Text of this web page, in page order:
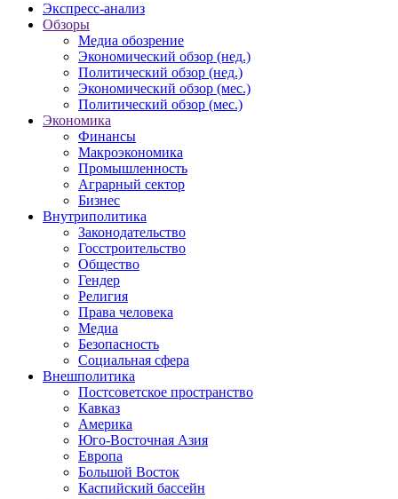
Экспресс-анализ
Обзоры
Медиа обозрение
Экономический обзор (нед.)
Политический обзор (нед.)
Экономический обзор (мес.)
Политический обзор (мес.)
Экономика
Финансы
Макроэкономика
Промышленность
Аграрный сектор
Бизнес
Внутриполитика
Законодательство
Госстроительство
Общество
Гендер
Религия
Права человека
Медиа
Безопасность
Социальная сфера
Внешполитика
Постсоветское пространство
Кавказ
Америка
Юго-Восточная Азия
Европа
Большой Восток
Каспийский бассейн